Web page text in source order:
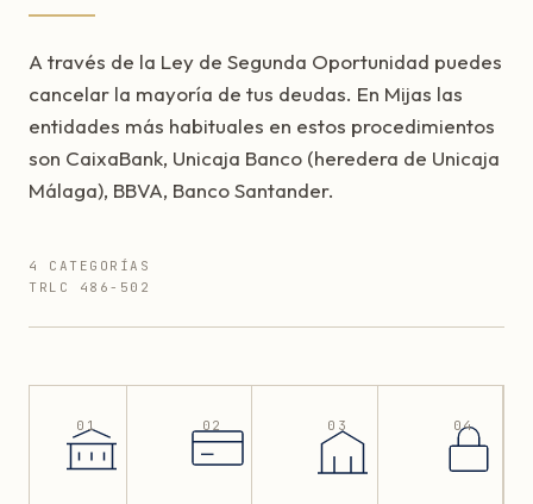
A través de la Ley de Segunda Oportunidad puedes
cancelar la mayoría de tus deudas. En Mijas las
entidades más habituales en estos procedimientos
son CaixaBank, Unicaja Banco (heredera de Unicaja
Málaga), BBVA, Banco Santander.
4 CATEGORÍAS
TRLC 486-502
01 02 03 04